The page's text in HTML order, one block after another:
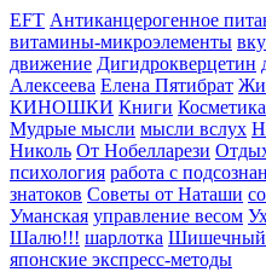
EFT Антиканцерогенное
витамины-микроэлементы
движение Дигидрокверцетин
Алексеева Елена Пятибрат
КИНОШКИ Книги Косметика
Мудрые мысли мысли вслух
Николь От Нобелларези
психология работа с
знатоков Советы от Наташи
Уманская управление весом
Шалю!!! шарлотка Шишечный
японские экспресс-методы